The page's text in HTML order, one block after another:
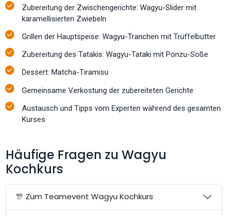
Zubereitung der Zwischengerichte: Wagyu-Slider mit
karamellisierten Zwiebeln
Grillen der Hauptspeise: Wagyu-Tranchen mit Trüffelbutter
Zubereitung des Tatakis: Wagyu-Tataki mit Ponzu-Soße
Dessert: Matcha-Tiramisu
Gemeinsame Verkostung der zubereiteten Gerichte
Austausch und Tipps vom Experten während des gesamten
Kurses
Häufige Fragen zu Wagyu
Kochkurs
🎊 Zum Teamevent Wagyu Kochkurs